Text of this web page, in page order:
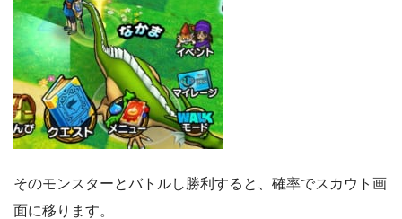
そのモンスターとバトルし勝利すると、確率でスカウト画
面に移ります。